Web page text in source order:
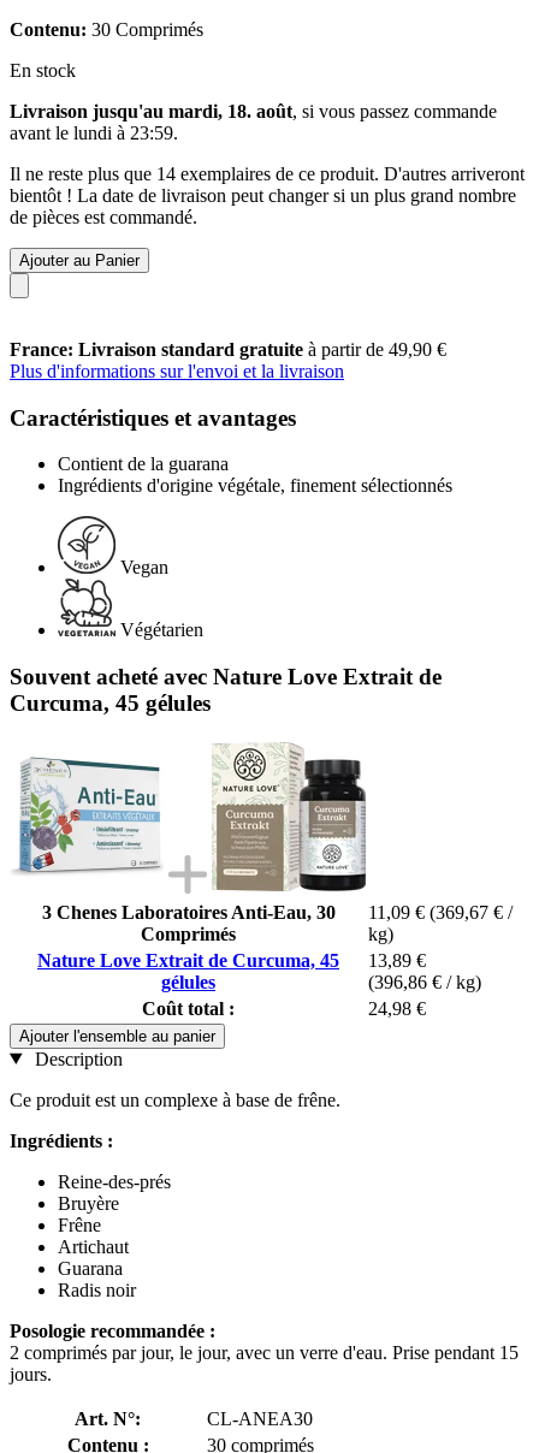
Contenu: 30 Comprimés
En stock
Livraison jusqu'au mardi, 18. août, si vous passez commande
avant le lundi à 23:59.
Il ne reste plus que 14 exemplaires de ce produit. D'autres arriveront
bientôt ! La date de livraison peut changer si un plus grand nombre
de pièces est commandé.
Ajouter au Panier
France: Livraison standard gratuite à partir de 49,90 €
Plus d'informations sur l'envoi et la livraison
Caractéristiques et avantages
Contient de la guarana
Ingrédients d'origine végétale, finement sélectionnés
Vegan
Végétarien
Souvent acheté avec Nature Love Extrait de
Curcuma, 45 gélules
3 Chenes Laboratoires Anti-Eau, 30
Comprimés
11,09 € (369,67 € /
kg)
Nature Love Extrait de Curcuma, 45
gélules
13,89 €
(396,86 € / kg)
Coût total :
24,98 €
Ajouter l'ensemble au panier
Description
Ce produit est un complexe à base de frêne.
Ingrédients :
Reine-des-prés
Bruyère
Frêne
Artichaut
Guarana
Radis noir
Posologie recommandée :
2 comprimés par jour, le jour, avec un verre d'eau. Prise pendant 15
jours.
Art. N°:
CL-ANEA30
Contenu :
30 comprimés